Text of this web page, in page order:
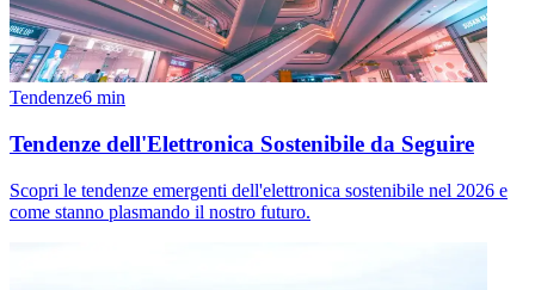
Tendenze6 min
Tendenze dell'Elettronica Sostenibile da Seguire
Scopri le tendenze emergenti dell'elettronica sostenibile nel 2026 e
come stanno plasmando il nostro futuro.